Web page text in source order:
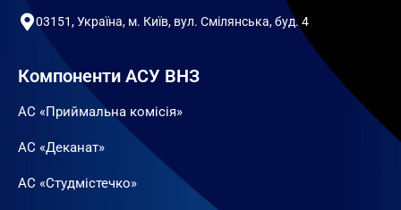
03151, Україна, м. Київ, вул. Смілянська, буд. 4
Компоненти АСУ ВНЗ
АС «Приймальна комісія»
АС «Деканат»
АС «Студмістечко»